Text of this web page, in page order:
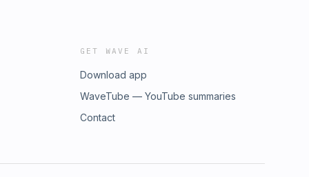
GET WAVE AI
Download app
WaveTube — YouTube summaries
Contact